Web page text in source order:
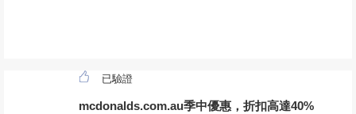
已驗證
mcdonalds.com.au季中優惠，折扣高達40%